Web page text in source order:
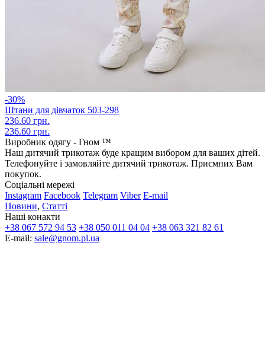
-30%
Штани для дівчаток 503-298
236.60 грн.
236.60 грн.
Виробник одягу - Гном ™
Наш дитячий трикотаж буде кращим вибором для ваших дітей.
Телефонуйте і замовляйте дитячий трикотаж. Приємних Вам
покупок.
Соціальні мережі
Instagram Facebook Telegram Viber E-mail
Новини, Статті
Наші конакти
+38 067 572 94 53 +38 050 011 04 04 +38 063 321 82 61
E-mail: sale@gnom.pl.ua